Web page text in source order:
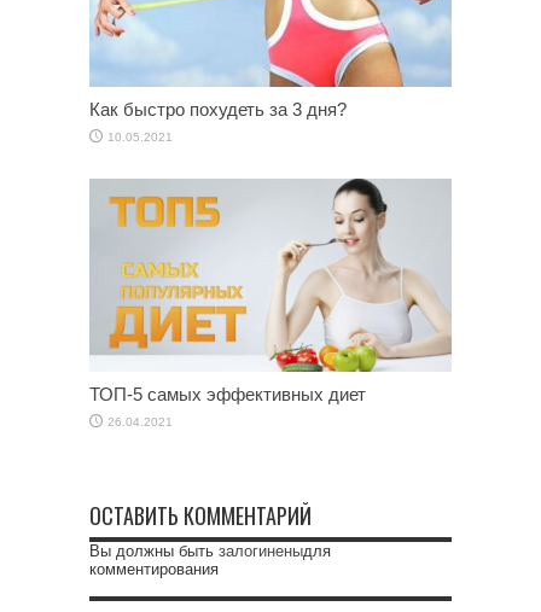
Как быстро похудеть за 3 дня?
10.05.2021
ТОП-5 самых эффективных диет
26.04.2021
ОСТАВИТЬ КОММЕНТАРИЙ
Вы должны быть залогиненыдля
комментирования